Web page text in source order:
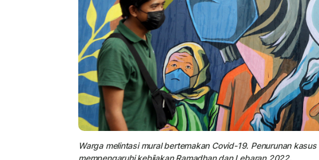
Warga melintasi mural bertemakan Covid-19. Penurunan
mempengaruhi kebijakan Ramadhan dan Lebaran 2022.